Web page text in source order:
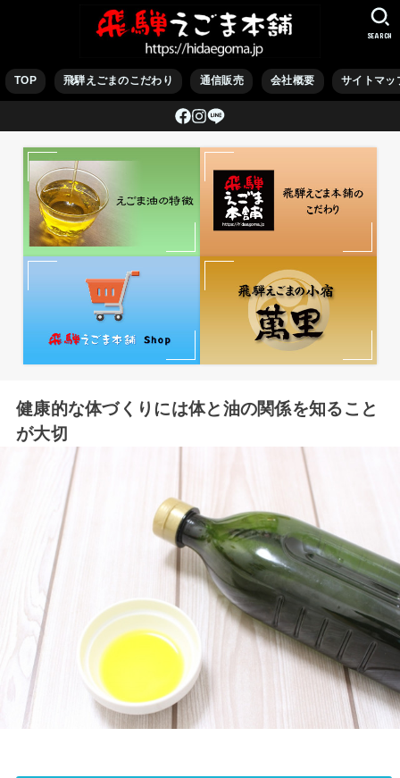
TOP 飛騨えごまのこだわり 通信販売 会社概要 サイトマッ
SEARCH
健康的な体づくりには体と油の関係を知ること
が大切